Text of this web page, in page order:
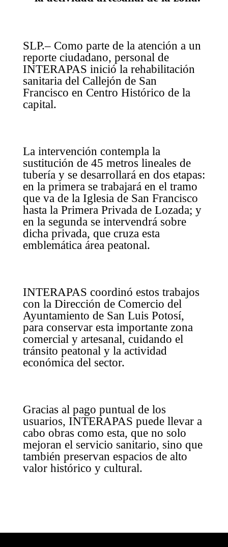
SLP.– Como parte de la atención a un
reporte ciudadano, personal de
INTERAPAS inició la rehabilitación
sanitaria del Callejón de San
Francisco en Centro Histórico de la
capital.
La intervención contempla la
sustitución de 45 metros lineales de
tubería y se desarrollará en dos etapas:
en la primera se trabajará en el tramo
que va de la Iglesia de San Francisco
hasta la Primera Privada de Lozada; y
en la segunda se intervendrá sobre
dicha privada, que cruza esta
emblemática área peatonal.
INTERAPAS coordinó estos trabajos
con la Dirección de Comercio del
Ayuntamiento de San Luis Potosí,
para conservar esta importante zona
comercial y artesanal, cuidando el
tránsito peatonal y la actividad
económica del sector.
Gracias al pago puntual de los
usuarios, INTERAPAS puede llevar a
cabo obras como esta, que no solo
mejoran el servicio sanitario, sino que
también preservan espacios de alto
valor histórico y cultural.